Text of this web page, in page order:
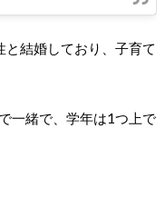
結婚しており、子育て
一緒で、学年は1つ上で